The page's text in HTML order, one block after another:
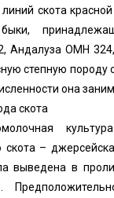
скота
быки,
Андалуза ОМН
степную породу
она
скота
скота –
выведена в